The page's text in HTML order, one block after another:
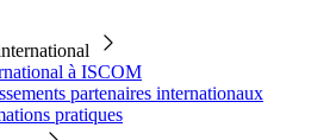
à ISCOM
partenaires internationaux
pratiques